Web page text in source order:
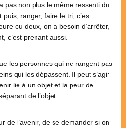
pas non plus le même ressenti du
ranger, faire le tri, c’est
ou deux, on a besoin d’arrêter,
c’est prenant aussi.
les personnes qui ne rangent pas
qui les dépassent. Il peut s’agir
lié à un objet et la peur de
de l’objet.
de l’avenir, de se demander si on